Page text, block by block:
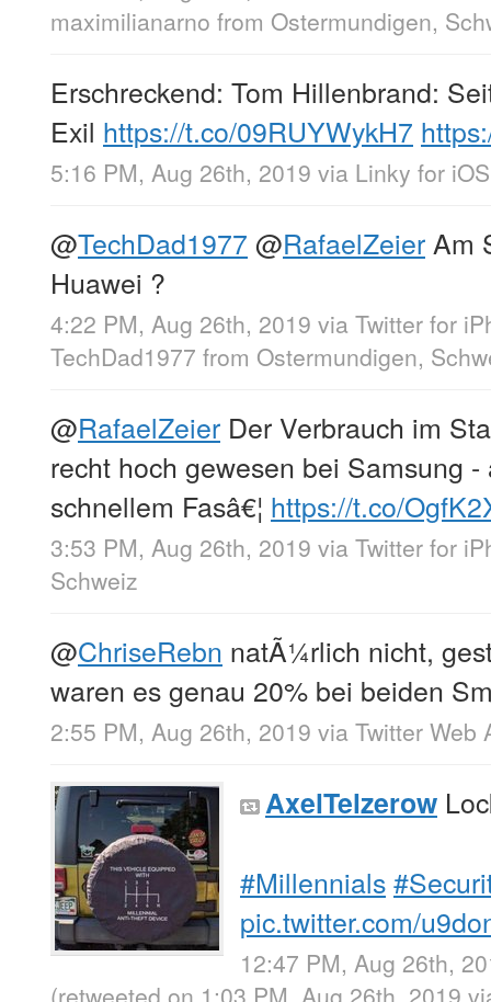
maximilianarno from Ostermundigen,
Erschreckend: Tom Hillenbrand:
Exil https://t.co/09RUYWykH7
5:16 PM, Aug 26th, 2019 via Linky for iOS
@TechDad1977 @RafaelZeier Am
Huawei ?
4:22 PM, Aug 26th, 2019 via Twitter for
TechDad1977 from Ostermundigen,
@RafaelZeier Der Verbrauch im
recht hoch gewesen bei Samsung
schnellem Fasâ€¦ https://t.co/
3:53 PM, Aug 26th, 2019 via Twitter for
Schweiz
@ChriseRebn natÃ¼rlich nicht,
waren es genau 20% bei beiden
2:55 PM, Aug 26th, 2019 via Twitter Web
AxelTelzerow
#Millennials
pic.twitter.com/
12:47 PM, Aug 26th,